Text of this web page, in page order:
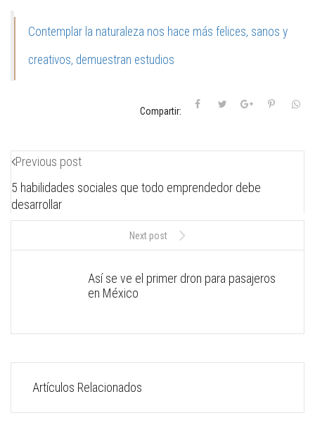
Contemplar la naturaleza nos hace más felices, sanos y
creativos, demuestran estudios
Compartir:
Previous post
5 habilidades sociales que todo emprendedor debe
desarrollar
Next post
Así se ve el primer dron para pasajeros
en México
Artículos Relacionados